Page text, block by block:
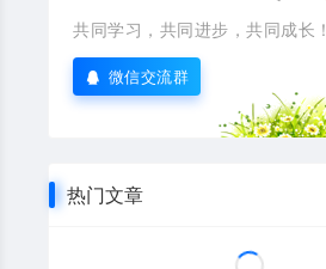
共同学习，共同进步，共同成长！
微信交流群
热门文章